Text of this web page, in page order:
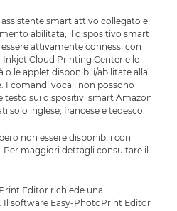
smart attivo collegato e
abilitata, il dispositivo smart
attivamente connessi con
Inkjet Cloud Printing Center e le
o le applet disponibili/abilitate alla
I comandi vocali non possono
testo sui dispositivi smart Amazon
solo inglese, francese e tedesco.
non essere disponibili con
maggiori dettagli consultare il
Editor richiede una
Il software Easy-PhotoPrint Editor